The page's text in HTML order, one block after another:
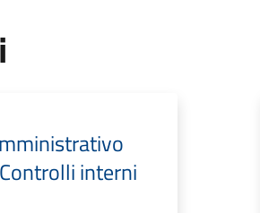
interni